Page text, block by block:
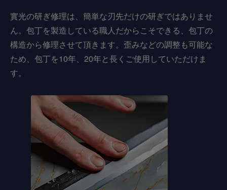
實光の研ぎ修理は、簡単な刃先だけの研ぎではありませ
ん。包丁を製造している職人だからこそできる、包丁の
構造から修理させて頂きます。歪みなどの調整も可能な
ため、包丁を10年、20年と長くご使用していただけま
す。